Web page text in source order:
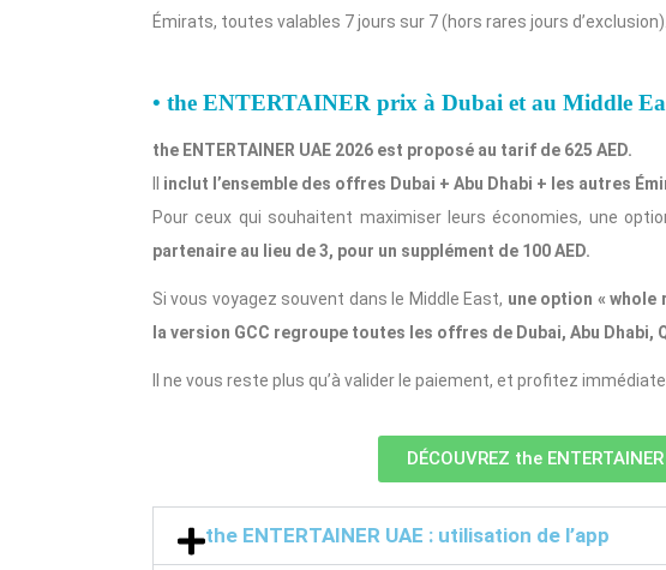
Émirats, toutes valables 7 jours sur 7 (hors rares jours d’exclusion).
• the ENTERTAINER prix à Dubai et au Middle
the ENTERTAINER UAE 2026 est proposé au tarif de 625 AED.
inclut l’ensemble des offres Dubai + Abu Dhabi + les autres
Pour ceux qui souhaitent maximiser leurs économies, une
partenaire au lieu de 3, pour un supplément de 100 AED.
Si vous voyagez souvent dans le Middle East, une option « whole
la version GCC regroupe toutes les offres de Dubai, Abu Dhabi,
Il ne vous reste plus qu’à valider le paiement, et profitez
DÉCOUVREZ the
the ENTERTAINER UAE : utilisation de l’app